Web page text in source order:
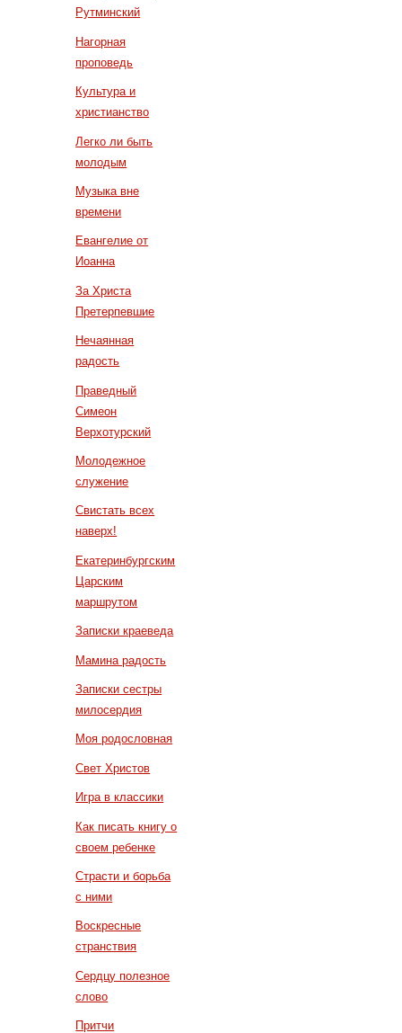
Рутминский
Нагорная
проповедь
Культура и
христианство
Легко ли быть
молодым
Музыка вне
времени
Евангелие от
Иоанна
За Христа
Претерпевшие
Нечаянная
радость
Праведный
Симеон
Верхотурский
Молодежное
служение
Свистать всех
наверх!
Екатеринбургским
Царским
маршрутом
Записки краеведа
Мамина радость
Записки сестры
милосердия
Моя родословная
Свет Христов
Игра в классики
Как писать книгу о
своем ребенке
Страсти и борьба
с ними
Воскресные
странствия
Сердцу полезное
слово
Притчи